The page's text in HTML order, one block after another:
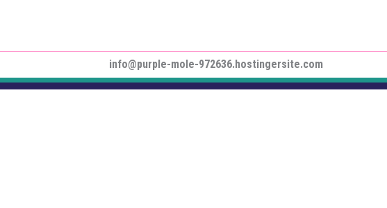
info@purple-mole-972636.hostingersite.com